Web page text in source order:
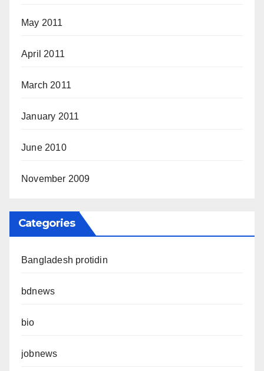
May 2011
April 2011
March 2011
January 2011
June 2010
November 2009
Categories
Bangladesh protidin
bdnews
bio
jobnews